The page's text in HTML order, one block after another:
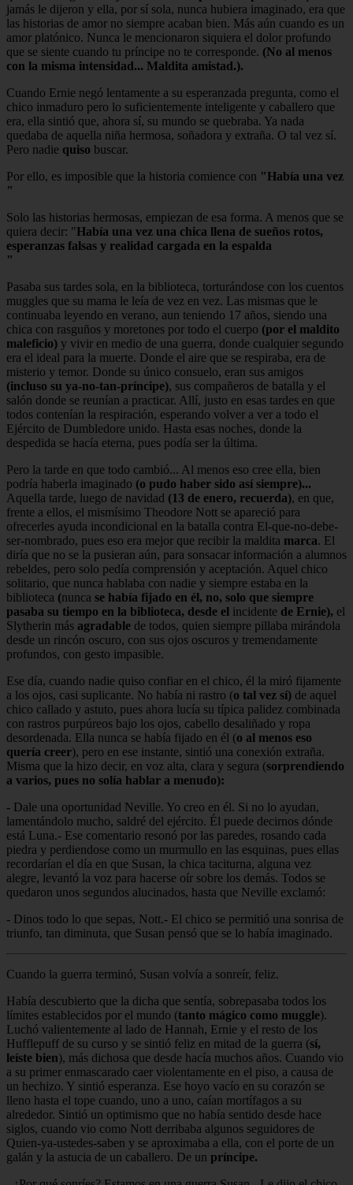
jamás le dijeron y ella, por sí sola, nunca hubiera imaginado, era que
las historias de amor no siempre acaban bien. Más aún cuando es un
amor platónico. Nunca le mencionaron siquiera el dolor profundo
que se siente cuando tu príncipe no te corresponde. (No al menos
con la misma intensidad... Maldita amistad.).
Cuando Ernie negó lentamente a su esperanzada pregunta, como el
chico inmaduro pero lo suficientemente inteligente y caballero que
era, ella sintió que, ahora sí, su mundo se quebraba. Ya nada
quedaba de aquella niña hermosa, soñadora y extraña. O tal vez sí.
Pero nadie quiso buscar.
Por ello, es imposible que la historia comience con "Había una vez
"
Solo las historias hermosas, empiezan de esa forma. A menos que se
quiera decir: "Había una vez una chica llena de sueños rotos,
esperanzas falsas y realidad cargada en la espalda
"
Pasaba sus tardes sola, en la biblioteca, torturándose con los cuentos
muggles que su mama le leía de vez en vez. Las mismas que le
continuaba leyendo en verano, aun teniendo 17 años, siendo una
chica con rasguños y moretones por todo el cuerpo (por el maldito
maleficio) y vivir en medio de una guerra, donde cualquier segundo
era el ideal para la muerte. Donde el aire que se respiraba, era de
misterio y temor. Donde su único consuelo, eran sus amigos
(incluso su ya-no-tan-príncipe), sus compañeros de batalla y el
salón donde se reunían a practicar. Allí, justo en esas tardes en que
todos contenían la respiración, esperando volver a ver a todo el
Ejército de Dumbledore unido. Hasta esas noches, donde la
despedida se hacía eterna, pues podía ser la última.
Pero la tarde en que todo cambió... Al menos eso cree ella, bien
podría haberla imaginado (o pudo haber sido así siempre)...
Aquella tarde, luego de navidad (13 de enero, recuerda), en que,
frente a ellos, el mismísimo Theodore Nott se apareció para
ofrecerles ayuda incondicional en la batalla contra El-que-no-debe-
ser-nombrado, pues eso era mejor que recibir la maldita marca. El
diría que no se la pusieran aún, para sonsacar información a alumnos
rebeldes, pero solo pedía comprensión y aceptación. Aquel chico
solitario, que nunca hablaba con nadie y siempre estaba en la
biblioteca (nunca se había fijado en él, no, solo que siempre
pasaba su tiempo en la biblioteca, desde el incidente de Ernie), el
Slytherin más agradable de todos, quien siempre pillaba mirándola
desde un rincón oscuro, con sus ojos oscuros y tremendamente
profundos, con gesto impasible.
Ese día, cuando nadie quiso confiar en el chico, él la miró fijamente
a los ojos, casi suplicante. No había ni rastro (o tal vez sí) de aquel
chico callado y astuto, pues ahora lucía su típica palidez combinada
con rastros purpúreos bajo los ojos, cabello desaliñado y ropa
desordenada. Ella nunca se había fijado en él (o al menos eso
quería creer), pero en ese instante, sintió una conexión extraña.
Misma que la hizo decir, en voz alta, clara y segura (sorprendiendo
a varios, pues no solía hablar a menudo):
- Dale una oportunidad Neville. Yo creo en él. Si no lo ayudan,
lamentándolo mucho, saldré del ejército. Él puede decirnos dónde
está Luna.- Ese comentario resonó por las paredes, rosando cada
piedra y perdiendose como un murmullo en las esquinas, pues ellas
recordarían el día en que Susan, la chica taciturna, alguna vez
alegre, levantó la voz para hacerse oír sobre los demás. Todos se
quedaron unos segundos alucinados, hasta que Neville exclamó:
- Dinos todo lo que sepas, Nott.- El chico se permitió una sonrisa de
triunfo, tan diminuta, que Susan pensó que se lo había imaginado.
Cuando la guerra terminó, Susan volvía a sonreír, feliz.
Había descubierto que la dicha que sentía, sobrepasaba todos los
límites establecidos por el mundo (tanto mágico como muggle).
Luchó valientemente al lado de Hannah, Ernie y el resto de los
Hufflepuff de su curso y se sintió feliz en mitad de la guerra (sí,
leíste bien), más dichosa que desde hacía muchos años. Cuando vio
a su primer enmascarado caer violentamente en el piso, a causa de
un hechizo. Y sintió esperanza. Ese hoyo vacío en su corazón se
lleno hasta el tope cuando, uno a uno, caían mortífagos a su
alrededor. Sintió un optimismo que no había sentido desde hace
siglos, cuando vio como Nott derribaba algunos seguidores de
Quien-ya-ustedes-saben y se aproximaba a ella, con el porte de un
galán y la astucia de un caballero. De un príncipe.